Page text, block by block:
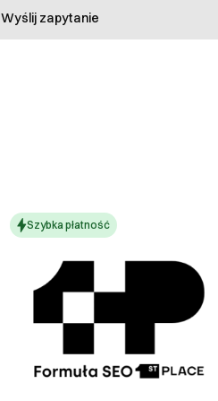
Wyślij zapytanie
Szybka płatność